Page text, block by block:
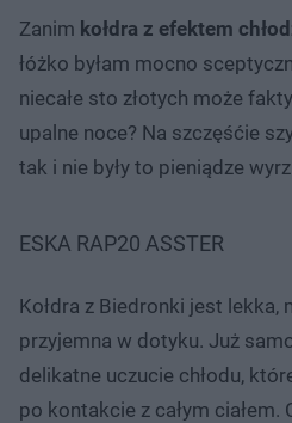
Zanim kołdra z efektem
łóżko byłam mocno
niecałe sto złotych może
upalne noce? Na szczęśćie
tak i nie były to pieniądze
ESKA RAP20 ASSTER
Kołdra z Biedronki jest lekka,
przyjemna w dotyku. Już
delikatne uczucie chłodu,
po kontakcie z całym ciałem.